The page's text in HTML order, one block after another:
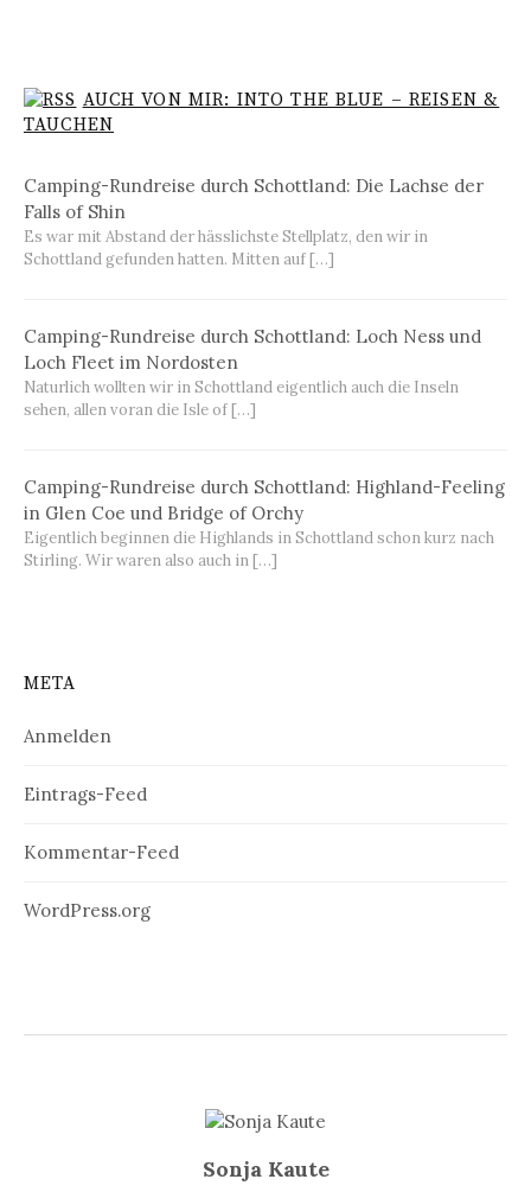
AUCH VON MIR: INTO THE BLUE – REISEN &
TAUCHEN
Camping-Rundreise durch Schottland: Die Lachse der
Falls of Shin
Es war mit Abstand der hässlichste Stellplatz, den wir in
Schottland gefunden hatten. Mitten auf […]
Camping-Rundreise durch Schottland: Loch Ness und
Loch Fleet im Nordosten
Naturlich wollten wir in Schottland eigentlich auch die Inseln
sehen, allen voran die Isle of […]
Camping-Rundreise durch Schottland: Highland-Feeling
in Glen Coe und Bridge of Orchy
Eigentlich beginnen die Highlands in Schottland schon kurz nach
Stirling. Wir waren also auch in […]
META
Anmelden
Eintrags-Feed
Kommentar-Feed
WordPress.org
Sonja Kaute